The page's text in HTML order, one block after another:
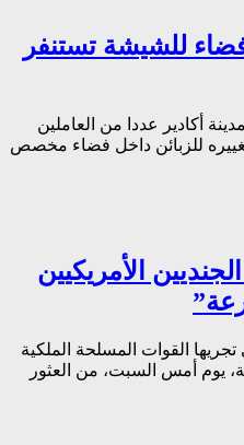
للشيشة تستنفر
أكادير عددا من العاملين
للزبائن داخل فضاء مخصص
الأمريكيين
القوات المسلحة الملكية
يوم أمس السبت، من العثور